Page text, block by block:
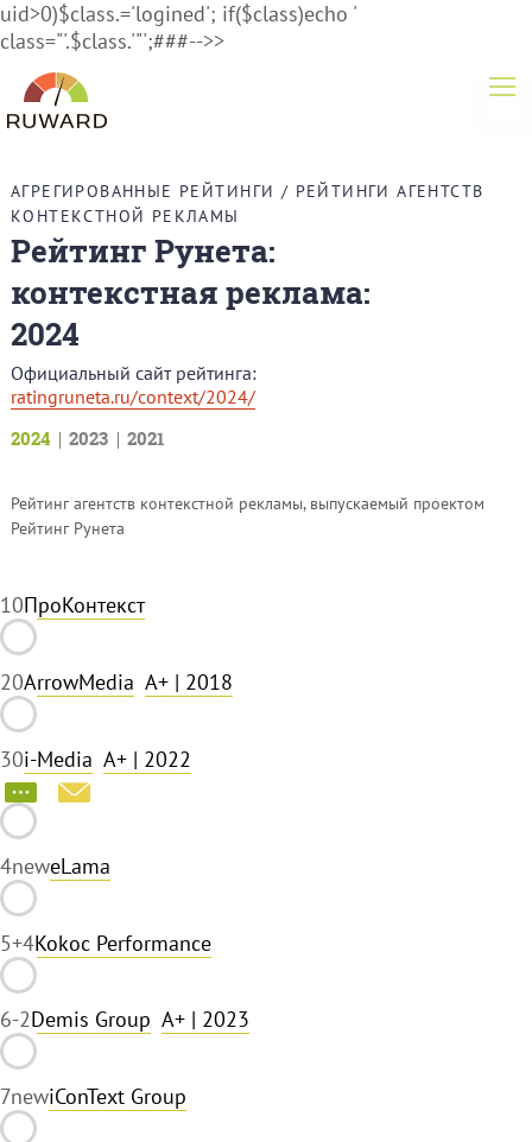
uid>0)$class.='logined'; if($class)echo '
class="'.$class.'"';###-->>
АГРЕГИРОВАННЫЕ РЕЙТИНГИ / РЕЙТИНГИ АГЕНТСТВ
КОНТЕКСТНОЙ РЕКЛАМЫ
Рейтинг Рунета:
контекстная реклама:
2024
Официальный сайт рейтинга:
ratingruneta.ru/context/2024/
2024
2023 2021
Рейтинг агентств контекстной рекламы, выпускаемый проектом
Рейтинг Рунета
10ПроКонтекст
20ArrowMedia A+ | 2018
30i-Media A+ | 2022
4neweLama
5+4Kokoc Performance
6-2Demis Group A+ | 2023
7newiConText Group